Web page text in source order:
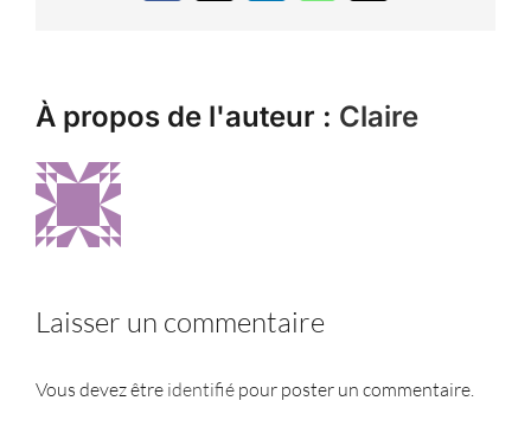
À propos de l'auteur : Claire
Laisser un commentaire
Vous devez être identifié pour poster un commentaire.